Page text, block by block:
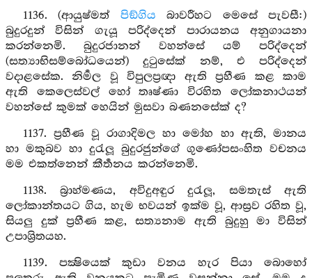
1136. (ආයුෂ්මත් පිඞ්ගිය බාවරීහට මෙසේ පැවසී:)
බුදුරදුන් විසින් ගැයූ පරිද්දෙන් පාරායනය අනුගායනා
කරන්නෙමි. බුදුරජානන් වහන්සේ යම් පරිද්දෙන්
(සත්‍යාභිසම්බෝධයෙන්) දුටුසේක් නම්, එ පරිද්දෙන්
වදාළසේක. නිර්‍මල වූ විපුලප්‍රඥා ඇති ප්‍රහීණ කළ කාම
ඇති කෙලෙස්වල් හෝ තෘෂ්ණා විරහිත ලෝකනාථයන්
වහන්සේ කුමක් හෙයින් මුසවා බණනසේක් ද?
1137. ප්‍රහීණ වූ රාගාදිමල හා මෝහ හා ඇති, මානය
හා මකුබව හා දුරැලූ බුදුරජුන්ගේ ගුණෝපසංහිත වචනය
මම එකත්නෙන් කීර්‍තනය කරන්නෙමි.
1138. බ්‍රාහ්මණය, අවිදුඅඳුර දුරැලූ, සමතැස් ඇති
ලෝකාන්තයට ගිය, හැම භවයන් ඉක්ම වූ, ආස්‍රව රහිත වූ,
සියලු දුක් ප්‍රහීණ කළ, සත්‍යනාම ඇති බුදුහු මා විසින්
උපාශ්‍රිතයහ.
1139. පක්‍ෂියෙක් කුඩා වනය හැර පියා බොහෝ